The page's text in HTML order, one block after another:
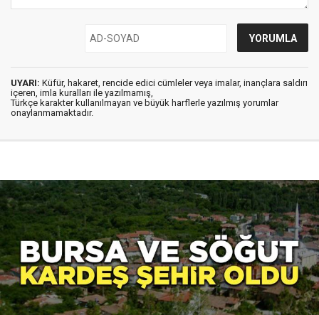
UYARI: Küfür, hakaret, rencide edici cümleler veya imalar, inançlara saldırı
içeren, imla kuralları ile yazılmamış,
Türkçe karakter kullanılmayan ve büyük harflerle yazılmış yorumlar
onaylanmamaktadır.